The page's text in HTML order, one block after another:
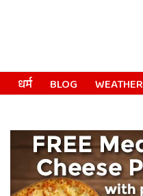
धर्म BLOG WEATHER